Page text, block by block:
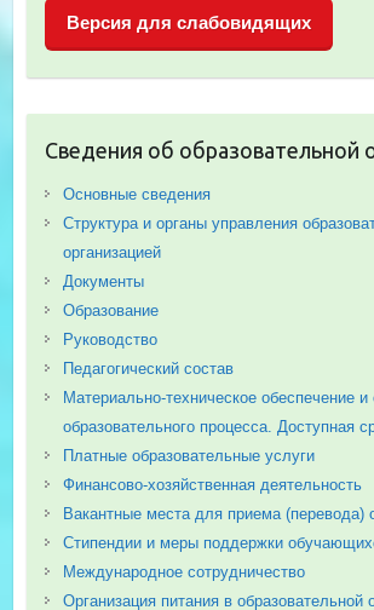
Версия для слабовидящих
Сведения об образовательной
Основные сведения
Структура и органы управления
организацией
Документы
Образование
Руководство
Педагогический состав
Материально-техническое обеспечение
образовательного процесса. Доступная
Платные образовательные услуги
Финансово-хозяйственная деятельность
Вакантные места для приема (перевода)
Стипендии и меры поддержки
Международное сотрудничество
Организация питания в образовательной